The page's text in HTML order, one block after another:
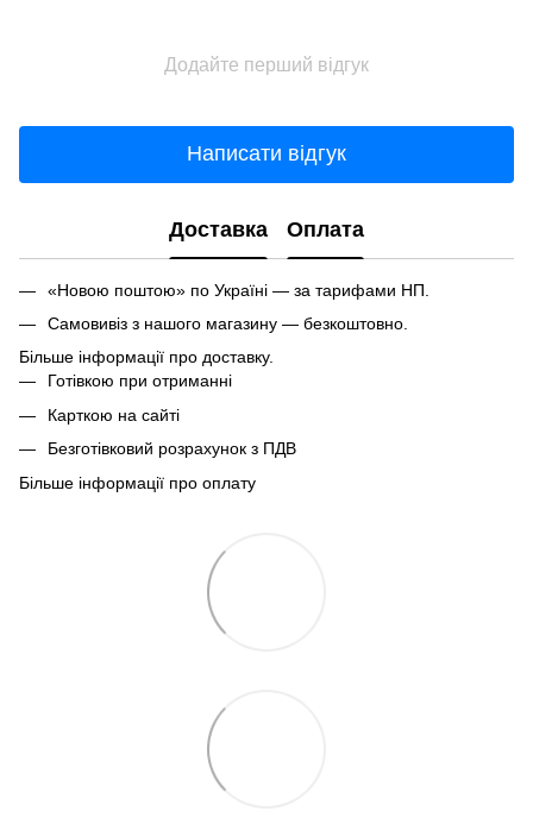
Додайте перший відгук
Написати відгук
Доставка Оплата
«Новою поштою» по Україні — за тарифами НП.
Самовивіз з нашого магазину — безкоштовно.
Більше інформації про доставку.
Готівкою при отриманні
Карткою на сайті
Безготівковий розрахунок з ПДВ
Більше інформації про оплату